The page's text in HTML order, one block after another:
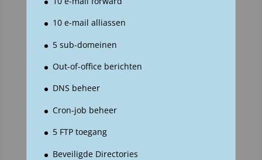
10 e-mail alliassen
5 sub-domeinen
Out-of-office berichten
DNS beheer
Cron-job beheer
5 FTP toegang
Beveiligde Directories